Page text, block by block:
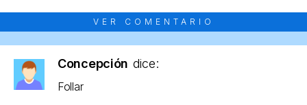
VER COMENTARIO
Concepción dice:
Follar